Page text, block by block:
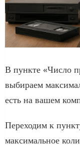
В пункте «Число
выбираем
есть на вашем
Переходим к
максимальное